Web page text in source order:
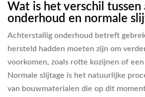
Wat is het verschil
onderhoud en normale
Achterstallig onderhoud betreft
hersteld hadden moeten zijn om
voorkomen, zoals rotte kozijnen of
Normale slijtage is het natuurlijke
van bouwmaterialen die op dit